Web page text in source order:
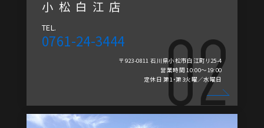
小松白江店
TEL.
0761-24-3444
〒923-0811 石川県小松市白江町リ25-4
営業時間 10:00～19:00
定休日 第1・第3火曜／水曜日